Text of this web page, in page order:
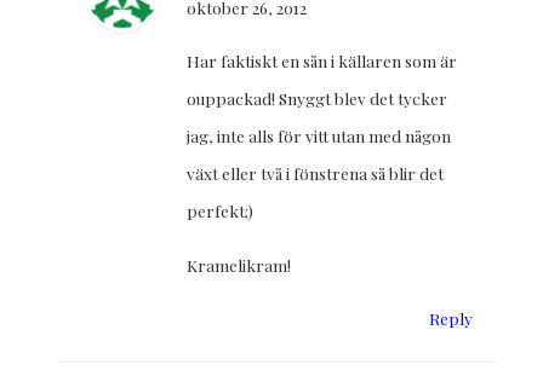
oktober 26, 2012
Har faktiskt en sån i källaren som är
ouppackad! Snyggt blev det tycker
jag, inte alls för vitt utan med någon
växt eller två i fönstrena så blir det
perfekt;)
Kramelikram!
Reply